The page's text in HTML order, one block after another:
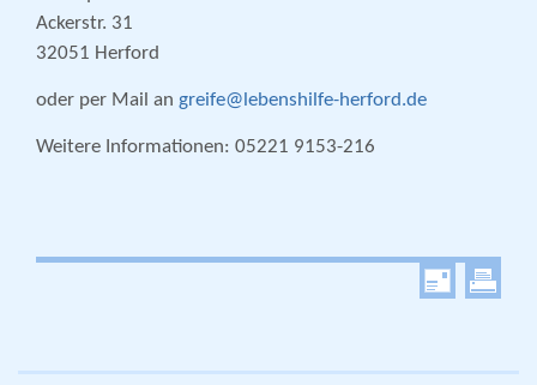
Ackerstr. 31
32051 Herford
oder per Mail an greife@lebenshilfe-herford.de
Weitere Informationen: 05221 9153-216